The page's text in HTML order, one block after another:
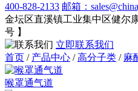
400-828-2133 邮箱：
金坛区直溪镇工业集中区健尔
号 】
立即联系我们
首页 / 产品中心 /高分子类 / 麻
喉罩通气道